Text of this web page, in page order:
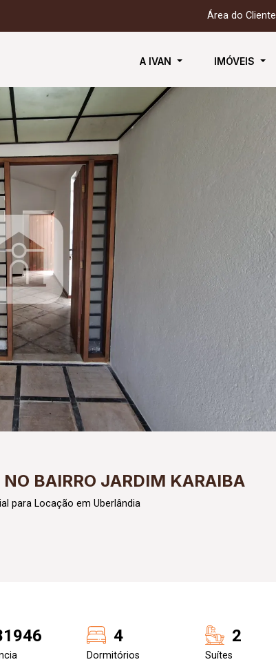
Área do Cliente
A IVAN IMÓVEIS
NO BAIRRO JARDIM KARAIBA
para Locação em Uberlândia
4
Dormitórios
2
Suítes